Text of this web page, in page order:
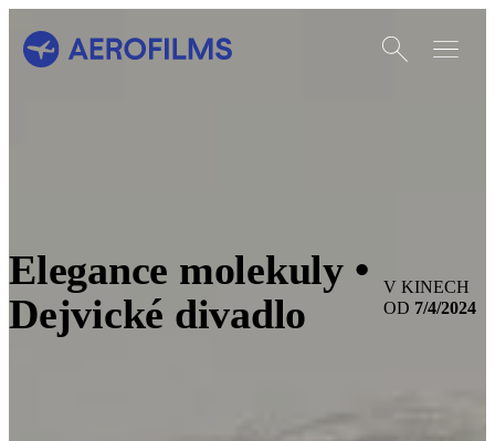
Přejít na úvodní stránku
Otevřít
Elegance molekuly •
Dejvické divadlo
V KINECH
OD 7/4/2024